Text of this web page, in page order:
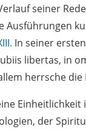
seiner
Ausführungen
In seiner
libertas, in
herrsche die
der